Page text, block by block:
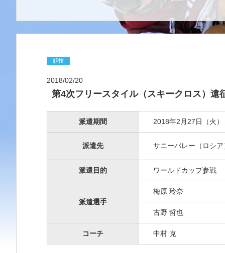
競技
2018/02/20
第4次フリースタイル（スキークロス）遠
派遣期間 2018年2月27日（火
派遣先 サニーバレー（ロシ
派遣目的 ワールドカップ参戦
派遣選手
梅原 玲奈
古野 哲也
コーチ 中村 克